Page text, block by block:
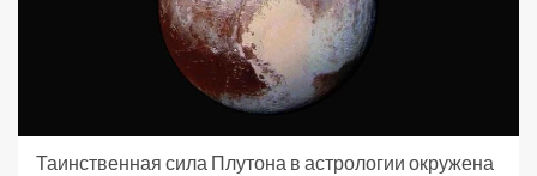
Таинственная сила Плутона в астрологии окружена